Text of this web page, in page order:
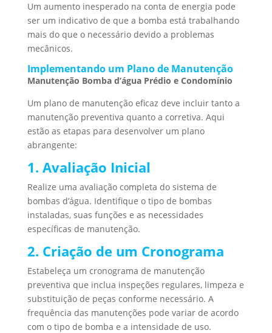
Um aumento inesperado na conta de energia pode
ser um indicativo de que a bomba está trabalhando
mais do que o necessário devido a problemas
mecânicos.
Implementando um Plano de Manutenção
Manutenção Bomba d’água Prédio e Condomínio
Um plano de manutenção eficaz deve incluir tanto a
manutenção preventiva quanto a corretiva. Aqui
estão as etapas para desenvolver um plano
abrangente:
1. Avaliação Inicial
Realize uma avaliação completa do sistema de
bombas d’água. Identifique o tipo de bombas
instaladas, suas funções e as necessidades
específicas de manutenção.
2. Criação de um Cronograma
Estabeleça um cronograma de manutenção
preventiva que inclua inspeções regulares, limpeza e
substituição de peças conforme necessário. A
frequência das manutenções pode variar de acordo
com o tipo de bomba e a intensidade de uso.